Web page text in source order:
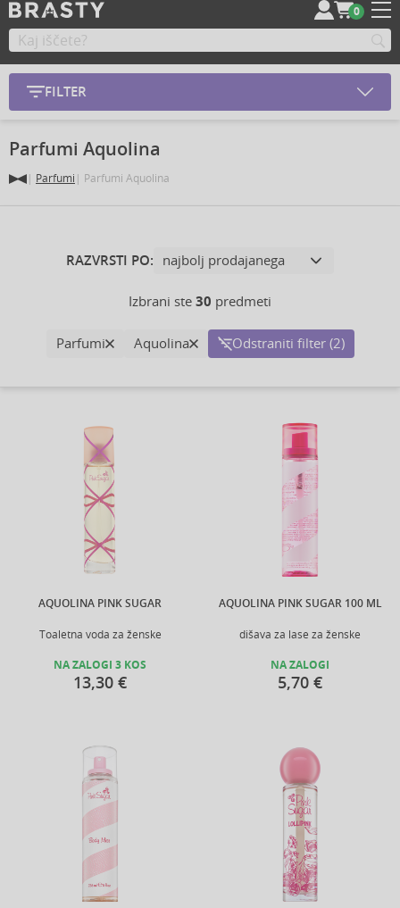
0
FILTER
Parfumi Aquolina
Parfumi Parfumi Aquolina
RAZVRSTI PO:
Izbrani ste 30 predmeti
Parfumi Aquolina Odstraniti filter (2)
AQUOLINA PINK SUGAR
Toaletna voda za ženske
NA ZALOGI 3 KOS
13,30 €
AQUOLINA PINK SUGAR 100 ML
dišava za lase za ženske
NA ZALOGI
5,70 €